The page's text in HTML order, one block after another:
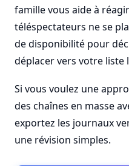
famille vous aide à
téléspectateurs ne se
de disponibilité pour
déplacer vers votre liste
Si vous voulez une
des chaînes en masse
exportez les journaux
une révision simples.